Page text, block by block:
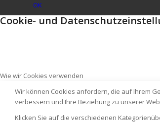
OK
Cookie- und
Wie wir Cookies verwenden
Wir können Cookies anfordern, die auf Ihrem
verbessern und Ihre Beziehung zu unserer
Klicken Sie auf die verschiedenen